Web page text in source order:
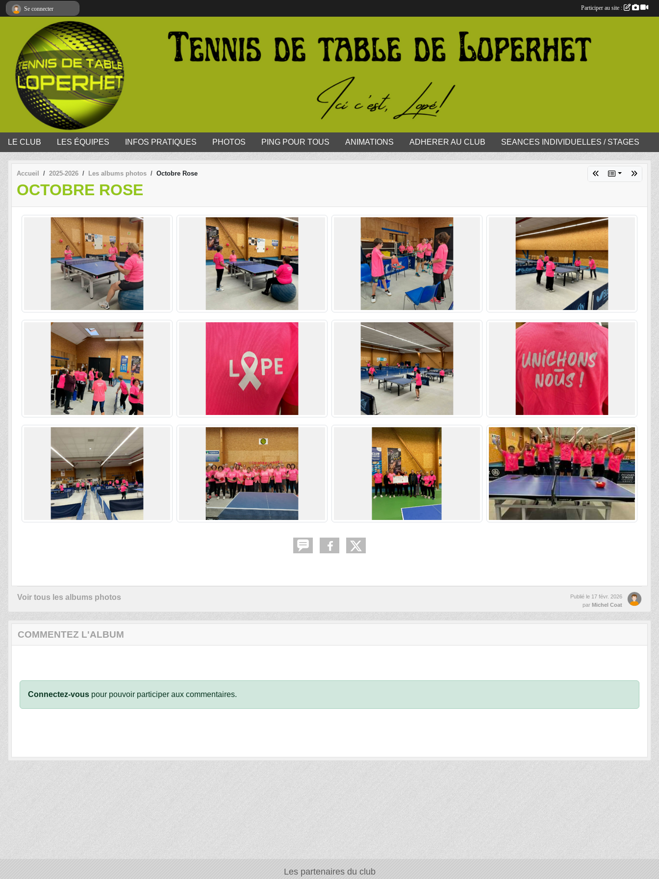
LE CLUB LES ÉQUIPES INFOS PRATIQUES PHOTOS PING POUR TOUS ANIMATIONS ADHERER AU CLUB SEANCES INDIVIDUELLES / STAGES
Accueil 2025-2026 Les albums photos Octobre Rose
OCTOBRE ROSE
Voir tous les albums photos Publié le 17 févr. 2026
par Michel Coat
COMMENTEZ L'ALBUM
Connectez-vous pour pouvoir participer aux commentaires.
Les partenaires du club
Se connecter Participer au site :
Panneau de gestion des cookies